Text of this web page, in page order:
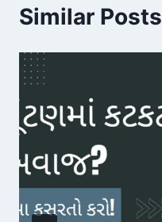
Similar Posts